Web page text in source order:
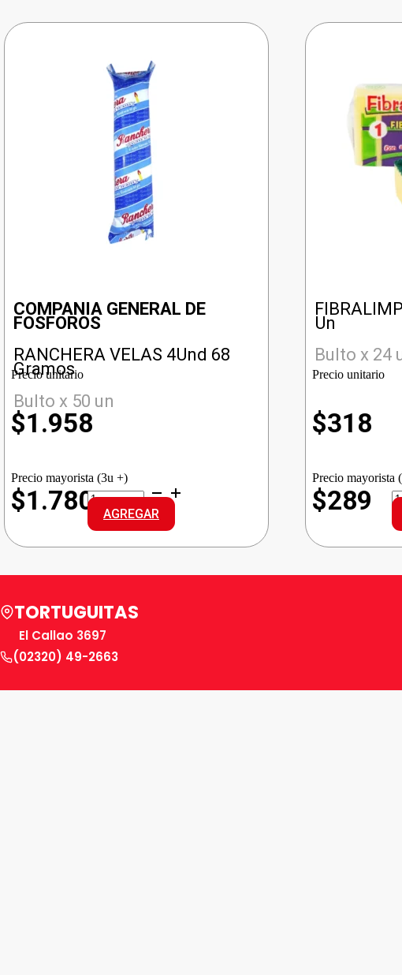
COMPANIA GENERAL DE
FOSFOROS
RANCHERA VELAS 4Und 68
Gramos
Bulto x 50 un
Precio unitario
$1.958
Precio mayorista (3u +)
$1.780RANCHERA
VELAS
4Und
cantidad
AGREGAR
Un
Bulto x 24
Precio unitario
$318
Precio mayorista
$289
TORTUGUITAS
El Callao 3697
(02320) 49-2663